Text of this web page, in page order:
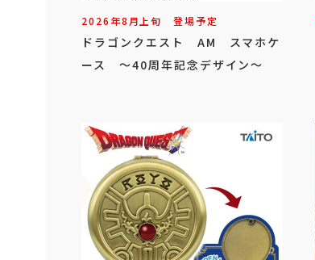
2026年8月上旬 登場予定
ドラゴンクエスト AM スマホケ
ース ～40周年記念デザイン～